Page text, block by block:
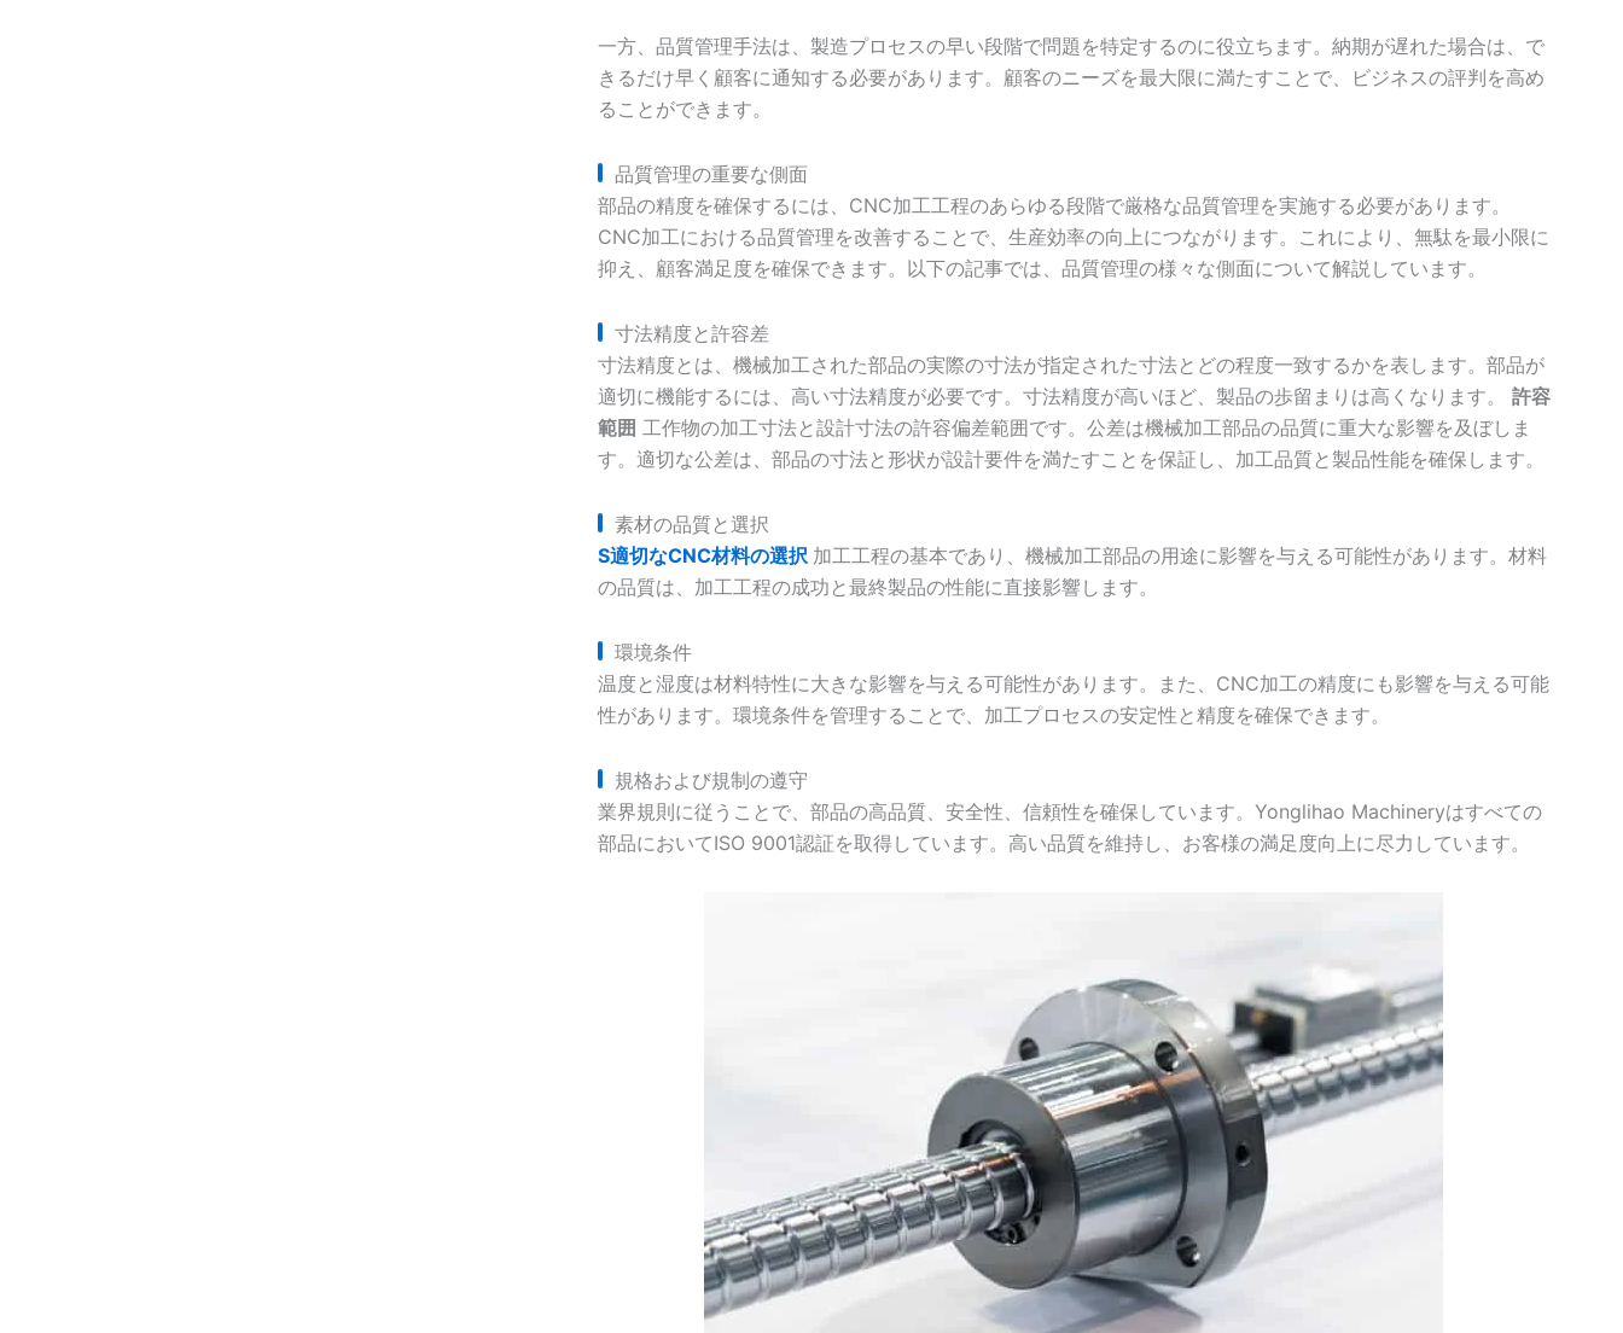
一方、品質管理手法は、製造プロセスの早い段階で問題を特定するのに役立ちます。納期が遅れた場合は、で
きるだけ早く顧客に通知する必要があります。顧客のニーズを最大限に満たすことで、ビジネスの評判を高め
ることができます。
品質管理の重要な側面
部品の精度を確保するには、CNC加工工程のあらゆる段階で厳格な品質管理を実施する必要があります。
CNC加工における品質管理を改善することで、生産効率の向上につながります。これにより、無駄を最小限に
抑え、顧客満足度を確保できます。以下の記事では、品質管理の様々な側面について解説しています。
寸法精度と許容差
寸法精度とは、機械加工された部品の実際の寸法が指定された寸法とどの程度一致するかを表します。部品が
適切に機能するには、高い寸法精度が必要です。寸法精度が高いほど、製品の歩留まりは高くなります。 許容
範囲 工作物の加工寸法と設計寸法の許容偏差範囲です。公差は機械加工部品の品質に重大な影響を及ぼしま
す。適切な公差は、部品の寸法と形状が設計要件を満たすことを保証し、加工品質と製品性能を確保します。
素材の品質と選択
S適切なCNC材料の選択 加工工程の基本であり、機械加工部品の用途に影響を与える可能性があります。材料
の品質は、加工工程の成功と最終製品の性能に直接影響します。
環境条件
温度と湿度は材料特性に大きな影響を与える可能性があります。また、CNC加工の精度にも影響を与える可能
性があります。環境条件を管理することで、加工プロセスの安定性と精度を確保できます。
規格および規制の遵守
業界規則に従うことで、部品の高品質、安全性、信頼性を確保しています。Yonglihao Machineryはすべての
部品においてISO 9001認証を取得しています。高い品質を維持し、お客様の満足度向上に尽力しています。